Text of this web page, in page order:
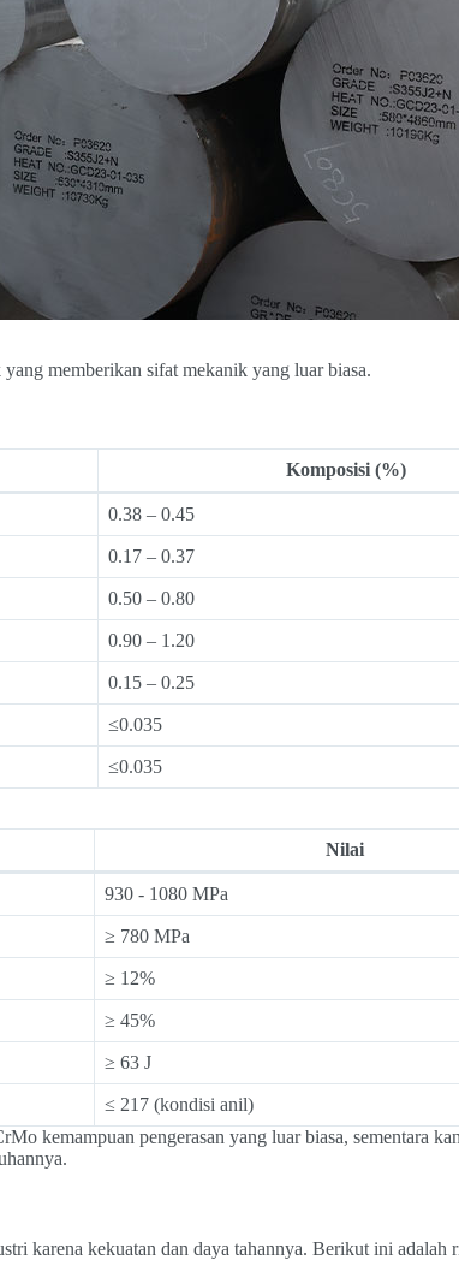
memberikan sifat mekanik yang luar biasa.
Komposisi (%)
0.38 – 0.45
0.17 – 0.37
0.50 – 0.80
0.90 – 1.20
0.15 – 0.25
≤0.035
≤0.035
Nilai
930 - 1080 MPa
≥ 780 MPa
≥ 12%
≥ 45%
≥ 63 J
≤ 217 (kondisi anil)
kemampuan pengerasan yang luar biasa, sementara
karena kekuatan dan daya tahannya. Berikut ini adalah